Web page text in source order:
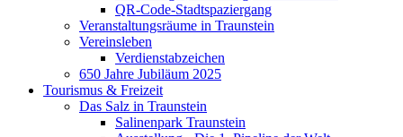
QR-Code-Stadtspaziergang
Veranstaltungsräume in Traunstein
Vereinsleben
Verdienstabzeichen
650 Jahre Jubiläum 2025
Tourismus & Freizeit
Das Salz in Traunstein
Salinenpark Traunstein